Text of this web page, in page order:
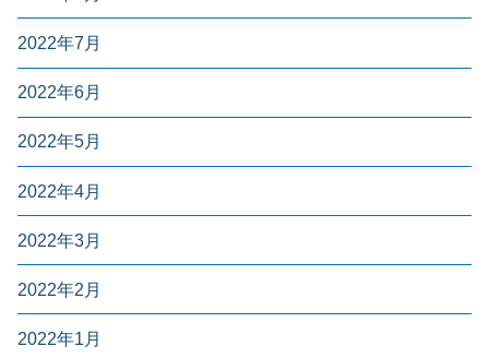
2022年7月
2022年6月
2022年5月
2022年4月
2022年3月
2022年2月
2022年1月